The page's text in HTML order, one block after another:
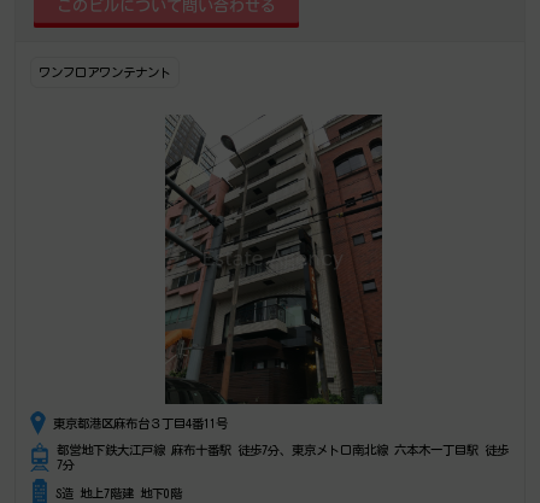
ワンフロアワンテナント
東京都港区麻布台３丁目4番11号
都営地下鉄大江戸線 麻布十番駅 徒歩7分、東京メトロ南北線 六本木一丁目駅 徒歩
7分
S造 地上7階建 地下0階